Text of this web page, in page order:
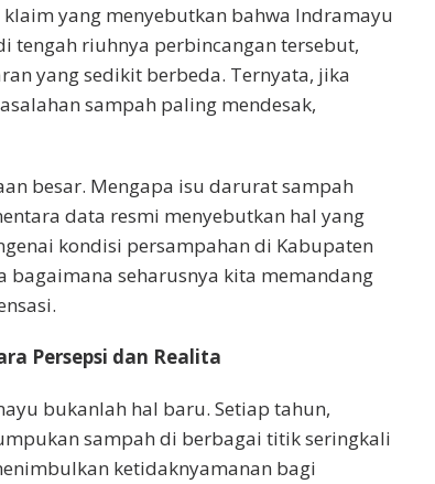
yang menyebutkan bahwa Indramayu
tengah riuhnya perbincangan tersebut,
yang sedikit berbeda. Ternyata, jika
sampah paling mendesak,
besar. Mengapa isu darurat sampah
data resmi menyebutkan hal yang
kondisi persampahan di Kabupaten
seharusnya kita memandang
Persepsi dan Realita
bukanlah hal baru. Setiap tahun,
sampah di berbagai titik seringkali
ketidaknyamanan bagi